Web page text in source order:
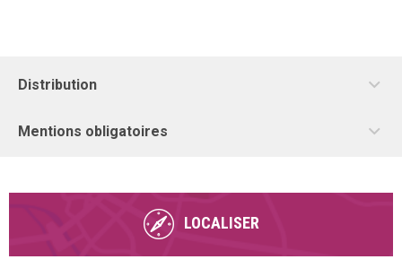
Distribution
Mentions obligatoires
LOCALISER